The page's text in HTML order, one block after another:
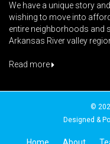
We have a unique story
wishing to move into
entire neighborhoods and
Arkansas River valley
Read more
©
Designed &